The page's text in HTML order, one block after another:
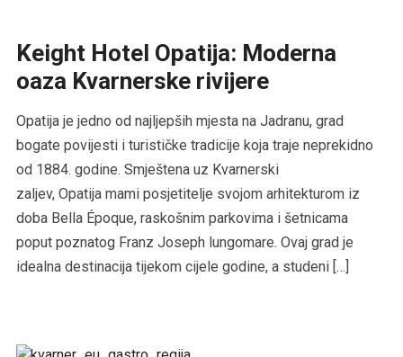
Keight Hotel Opatija: Moderna
oaza Kvarnerske rivijere
Opatija je jedno od najljepših mjesta na Jadranu, grad
bogate povijesti i turističke tradicije koja traje neprekidno
od 1884. godine. Smještena uz Kvarnerski
zaljev, Opatija mami posjetitelje svojom arhitekturom iz
doba Bella Époque, raskošnim parkovima i šetnicama
poput poznatog Franz Joseph lungomare. Ovaj grad je
idealna destinacija tijekom cijele godine, a studeni […]